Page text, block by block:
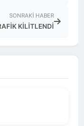
SONRAKI HABER
KİLİTLENDİ